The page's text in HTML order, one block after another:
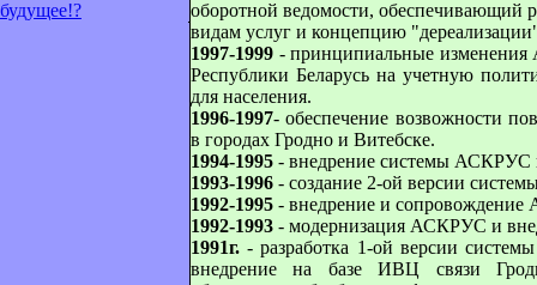
будущее!?
оборотной ведомости, обеспечивающий
видам услуг и концепцию
1997-1999 - принципиальные изменения
Республики Беларусь на учетную
для населения.
1996-1997- обеспечение возвожности
в городах Гродно и Витебске.
1994-1995 - внедрение системы АСКРУС
1993-1996 - создание 2-ой версии
1992-1995 - внедрение и
1992-1993 - модернизация АСКРУС и
1991г. - разработка 1-ой версии
внедрение на базе ИВЦ связи